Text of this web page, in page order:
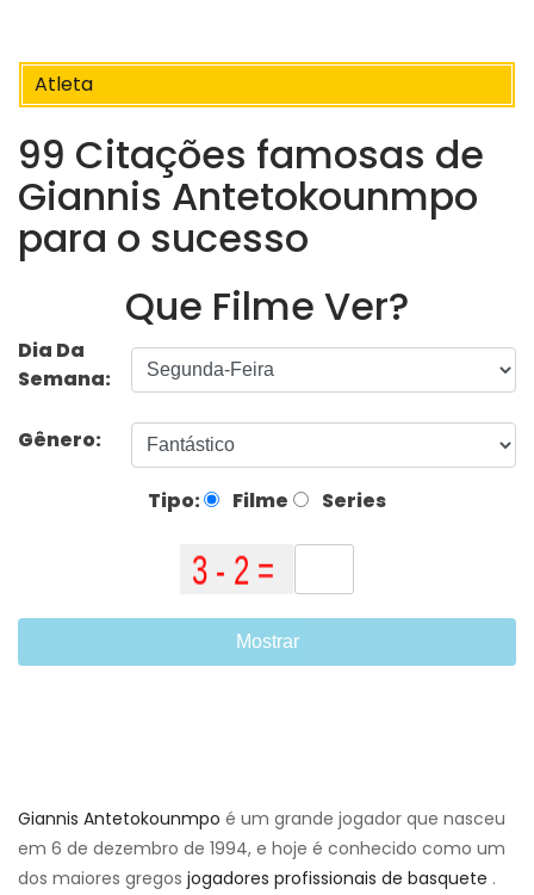
Atleta
99 Citações famosas de
Giannis Antetokounmpo
para o sucesso
Que Filme Ver?
Dia Da
Semana:
Gênero:
Tipo: Filme Series
Mostrar
Giannis Antetokounmpo é um grande jogador que nasceu
em 6 de dezembro de 1994, e hoje é conhecido como um
dos maiores gregos jogadores profissionais de basquete .